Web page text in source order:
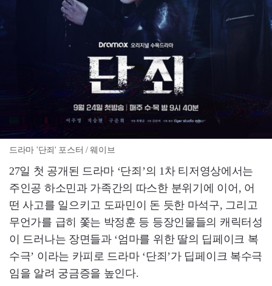
드라마 '단죄' 포스터 / 웨이브
27일 첫 공개된 드라마 ‘단죄’의 1차 티저영상에서는
주인공 하소민과 가족간의 따스한 분위기에 이어, 어
떤 사고를 일으키고 도파민이 돈 듯한 마석구, 그리고
무언가를 급히 쫓는 박정훈 등 등장인물들의 캐릭터성
이 드러나는 장면들과 ‘엄마를 위한 딸의 딥페이크 복
수극’ 이라는 카피로 드라마 ‘단죄’가 딥페이크 복수극
임을 알려 궁금증을 높인다.